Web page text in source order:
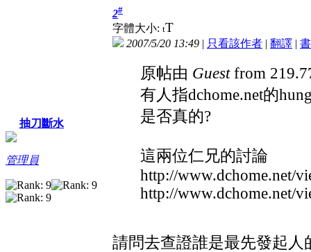
抽刀斷水
管理員
2#
字體大小: tT
2007/5/20 13:49 | 只看該作者 | 翻譯 |
原帖由 Guestfrom
有人指dchome.net的
是否真的?
這兩位仁兄的討論
http://www.dchome.net/
http://www.dchome.net/
請問去查證誰是最先發起